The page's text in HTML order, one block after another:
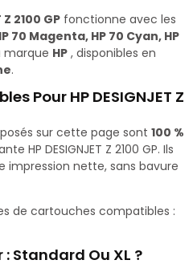
Z 2100 GP fonctionne avec les
70 Magenta, HP 70 Cyan, HP
marque HP , disponibles en
.
Pour HP DESIGNJET Z
sur cette page sont 100 %
HP DESIGNJET Z 2100 GP. Ils
impression nette, sans bavure
de cartouches compatibles :
Standard Ou XL ?